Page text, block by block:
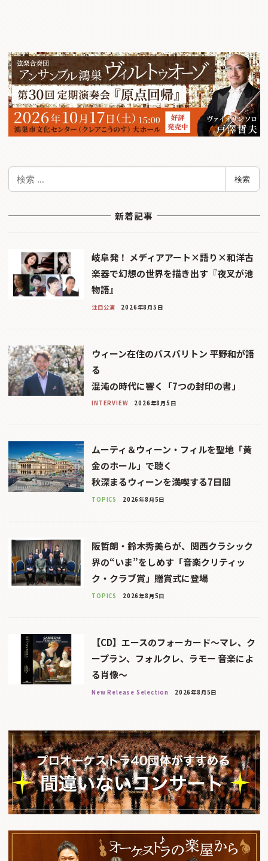
検
索
検索
新着記事
岐阜発！ メディアアート×語り×和洋古
楽器で幻想の世界を描き出す『夜叉が池
物語』
注目公演 2026年8月5日
ウィーン在住のバスバリトン 平野和が語
る
混沌の時代に響く「7つの封印の書」
INTERVIEW 2026年8月5日
ムーティ＆ウィーン・フィルを聖地「黄
金のホール」で聴く
秋深まるウィーンを満喫する7日間
TOPICS 2026年8月5日
阪哲朗・鈴木秀美らが、関西クラシック
界の“いま”をしめす「音楽クリティッ
ク・クラブ賞」贈賞式に登場
TOPICS 2026年8月5日
【CD】エースのフォーカード～マレ、ク
ープラン、フォルクレ、ラモー 音楽によ
る肖像～
New Release Selection 2026年8月5日